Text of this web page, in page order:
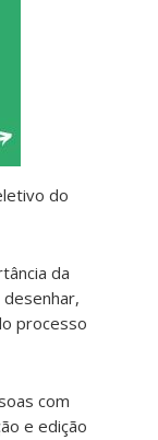
do
da
processo
com
e edição